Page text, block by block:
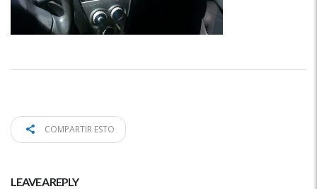
COMPARTIR ESTO
LEAVE A REPLY